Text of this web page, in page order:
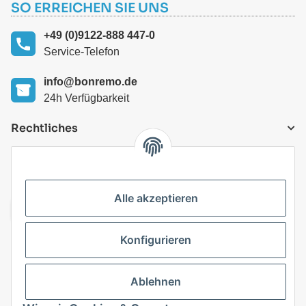
SO ERREICHEN SIE UNS
+49 (0)9122-888 447-0
Service-Telefon
info@bonremo.de
24h Verfügbarkeit
Rechtliches
Vertrag widerrufen
Alle akzeptieren
Konfigurieren
Ablehnen